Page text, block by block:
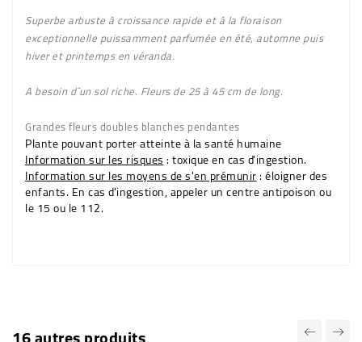
Superbe arbuste à croissance rapide et à la floraison
exceptionnelle puissamment parfumée en été, automne puis
hiver et printemps en véranda.
A besoin d´un sol riche. Fleurs de 25 à 45 cm de long.
Grandes fleursdoubles blanches pendantes
Plante pouvant porter atteinte à la santé humaine
Information sur les risques: toxique en cas d'ingestion.
Information sur les moyens de s'en prémunir: éloigner des
enfants. En cas d'ingestion, appeler un centre antipoison ou
le 15 ou le 112.